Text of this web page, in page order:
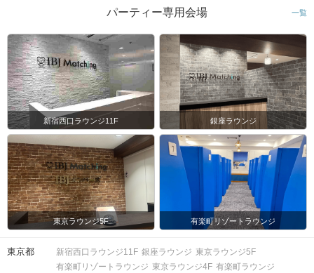
パーティー専用会場 一覧
新宿西口ラウンジ11F 銀座ラウンジ
東京ラウンジ5F 有楽町リゾートラウンジ
東京都 新宿西口ラウンジ11F 銀座ラウンジ 東京ラウンジ5F
有楽町リゾートラウンジ 東京ラウンジ4F 有楽町ラウンジ